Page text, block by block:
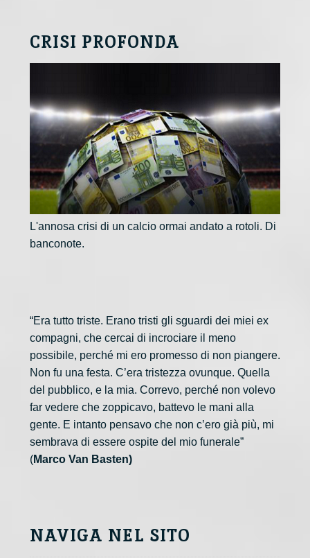
CRISI PROFONDA
L'annosa crisi di un calcio ormai andato a rotoli. Di
banconote.
“Era tutto triste. Erano tristi gli sguardi dei miei ex
compagni, che cercai di incrociare il meno
possibile, perché mi ero promesso di non piangere.
Non fu una festa. C’era tristezza ovunque. Quella
del pubblico, e la mia. Correvo, perché non volevo
far vedere che zoppicavo, battevo le mani alla
gente. E intanto pensavo che non c’ero già più, mi
sembrava di essere ospite del mio funerale”
(Marco Van Basten)
NAVIGA NEL SITO